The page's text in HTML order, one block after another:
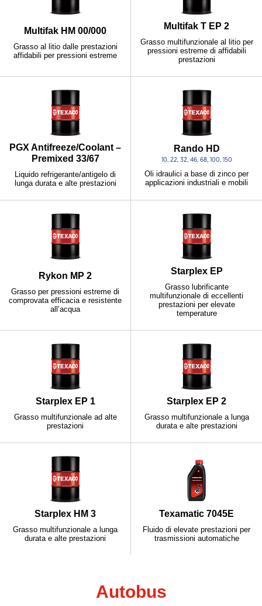
Multifak HM 00/000
Grasso al litio dalle prestazioni
affidabili per pressioni estreme
Multifak T EP 2
Grasso multifunzionale al litio per
pressioni estreme di affidabili
prestazioni
PGX Antifreeze/Coolant –
Premixed 33/67
Liquido refrigerante/antigelo di
lunga durata e alte prestazioni
Rando HD
10, 22, 32, 46, 68, 100, 150
Oli idraulici a base di zinco per
applicazioni industriali e mobili
Rykon MP 2
Grasso per pressioni estreme di
comprovata efficacia e resistente
all’acqua
Starplex EP
Grasso lubrificante
multifunzionale di eccellenti
prestazioni per elevate
temperature
Starplex EP 1
Grasso multifunzionale ad alte
prestazioni
Starplex EP 2
Grasso multifunzionale a lunga
durata e alte prestazioni
Starplex HM 3
Grasso multifunzionale a lunga
durata e alte prestazioni
Texamatic 7045E
Fluido di elevate prestazioni per
trasmissioni automatiche
Autobus